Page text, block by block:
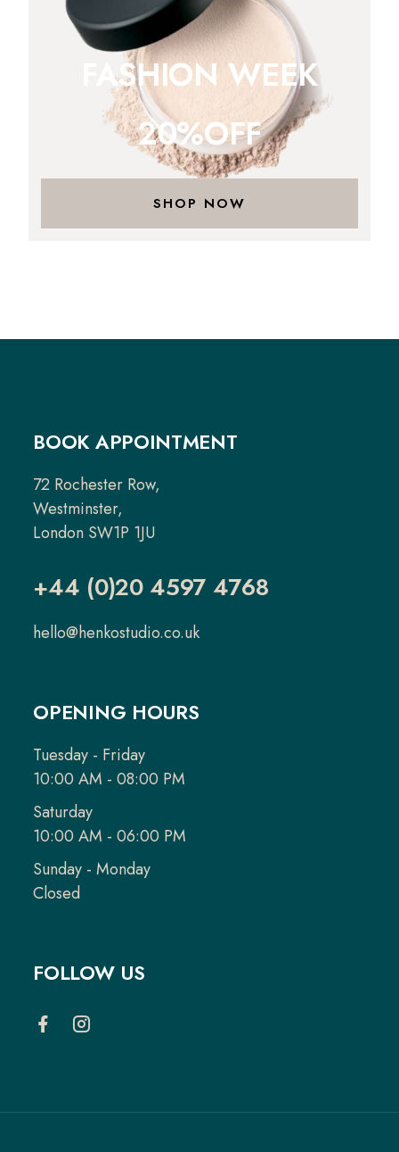
FASHION WEEK
20%OFF
SHOP NOW
BOOK APPOINTMENT
72 Rochester Row,
Westminster,
London SW1P 1JU
+44 (0)20 4597 4768
hello@henkostudio.co.uk
OPENING HOURS
Tuesday - Friday
10:00 AM - 08:00 PM
Saturday
10:00 AM - 06:00 PM
Sunday - Monday
Closed
FOLLOW US